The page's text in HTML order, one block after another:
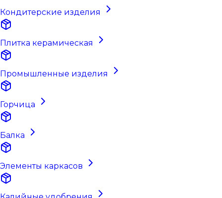
Кондитерские изделия
Плитка керамическая
Промышленные изделия
Горчица
Балка
Элементы каркасов